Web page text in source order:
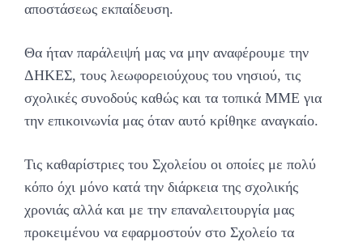
αποστάσεως εκπαίδευση.
Θα ήταν παράλειψή μας να μην αναφέρουμε την
ΔΗΚΕΣ, τους λεωφορειούχους του νησιού, τις
σχολικές συνοδούς καθώς και τα τοπικά ΜΜΕ για
την επικοινωνία μας όταν αυτό κρίθηκε αναγκαίο.
Τις καθαρίστριες του Σχολείου οι οποίες με πολύ
κόπο όχι μόνο κατά την διάρκεια της σχολικής
χρονιάς αλλά και με την επαναλειτουργία μας
προκειμένου να εφαρμοστούν στο Σχολείο τα